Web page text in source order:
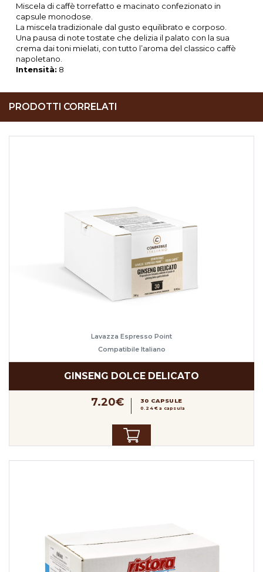
Miscela di caffè torrefatto e macinato confezionato in
capsule monodose.
La miscela tradizionale dal gusto equilibrato e corposo.
Una pausa di note tostate che delizia il palato con la sua
crema dai toni mielati, con tutto l’aroma del classico caffè
napoletano.
Intensità: 8
PRODOTTI CORRELATI
Lavazza Espresso Point
Compatibile Italiano
GINSENG DOLCE DELICATO
7.20€ 30 CAPSULE
0.24 € a capsula